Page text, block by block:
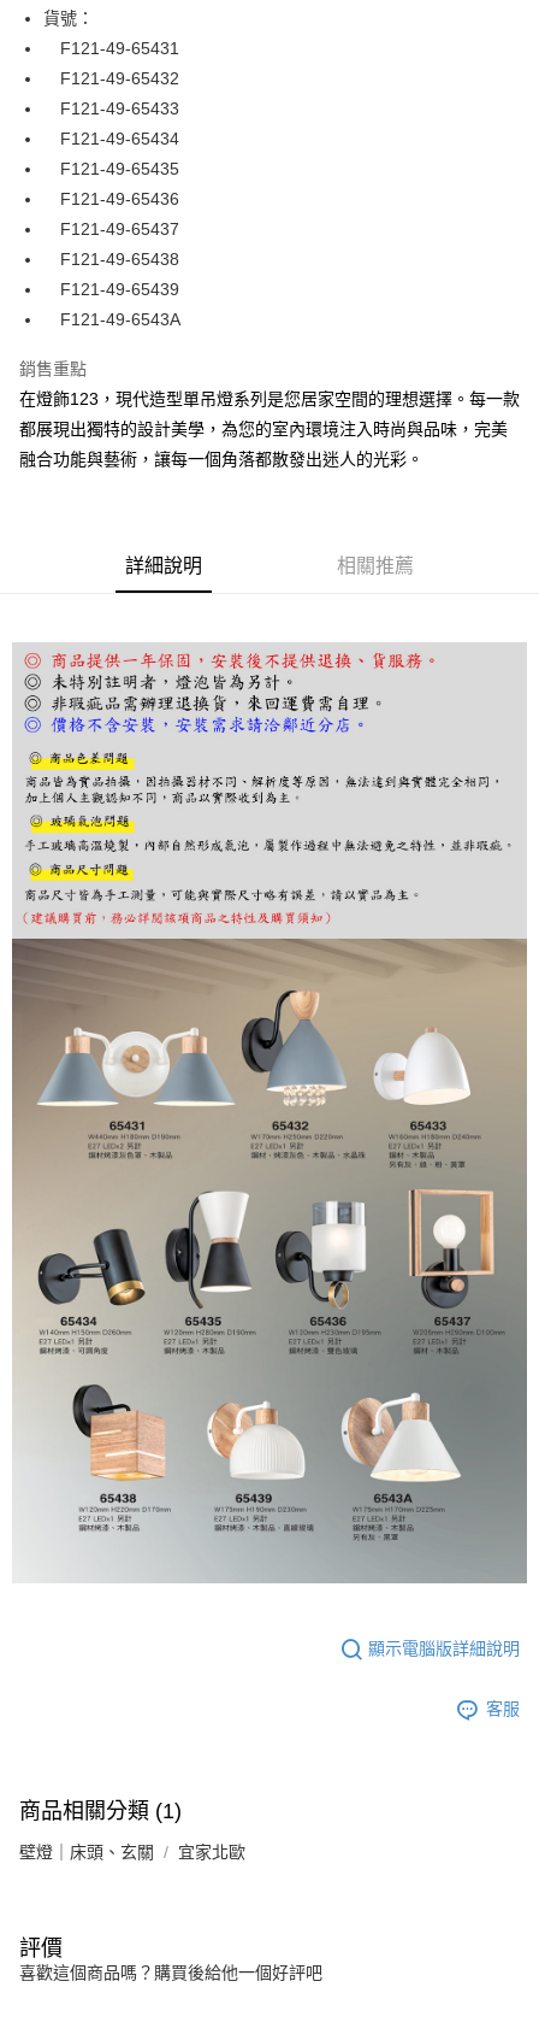
街口支付
悠遊付
全盈+PAY
AFTEE先享後付
相關說明
【關於「AFTEE先享後付」】
AFTEE先享後付是「在收到商品之後才付款」的支付方式。 讓您購物簡單
１．簡單：不需註冊會員、不需綁卡、不需儲值。
２．便利：只要手機號碼，簡訊認證，即可結帳。
３．安心：先確認商品／服務後，再付款。
１．於結帳方式選擇「AFTEE先享後付」後，將跳轉至「AFTEE先享後付」
結帳頁面，進行簡訊認證並確認金額後，即可完成結帳。
２．訂單成立數日內，您將收到繳費通知簡訊。
３．收到繳費通知簡訊後14天內，點擊此簡訊中的連結，可透過四大超商／
ATM／網路銀行／等多元方式進行付款，方視為交易完成。
是否繳費成功／繳費後需取消欲退款等相關疑問，請聯繫「AFTEE先享後付
客戶支援中心」https://netprotections.freshdesk.com/support/home
１．透過由恩沛科技股份有限公司提供之「AFTEE先享後付」服務完成之交
易，需依本服務之必要範圍內提供個人資料，並將交易相關給付款項請求債
權轉讓予恩沛科技股份有限公司。
２．關於個人資料處理事宜，請瀏覽以下網址：
３．未成年的使用者請事先徵得法定代理人或監護人之同意方可使用
「AFTEE先享後付」，若未經同意申辦者引起之損失，本公司不負相關責
４．使用「AFTEE先享後付」時，將依據個別帳號之用戶狀況，依本公司即
時審查核予不同之上限額度；若仍有額度不足之情形，本公司將視審查結果
請求用戶進行身份認證。
５．嚴禁一人註冊多個帳號或使用他人資訊註冊。若發現惡意使用之情形，
恩沛科技股份有限公司將有權停止該用戶之使用額度並採取法律行動。
ATM付款
運送方式
宅配
貨號：
F121-49-65431
F121-49-65432
F121-49-65433
F121-49-65434
F121-49-65435
F121-49-65436
F121-49-65437
F121-49-65438
F121-49-65439
F121-49-6543A
銷售重點
在燈飾123，現代造型單吊燈系列是您居家空間的理想選擇。每一款
都展現出獨特的設計美學，為您的室內環境注入時尚與品味，完美
融合功能與藝術，讓每一個角落都散發出迷人的光彩。
詳細說明 相關推薦
顯示電腦版詳細說明
客服
商品相關分類 (1)
壁燈｜床頭、玄關 宜家北歐
評價
喜歡這個商品嗎？購買後給他一個好評吧